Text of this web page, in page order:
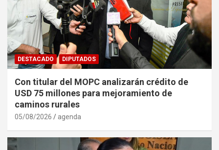
DESTACADO DIPUTADOS
Con titular del MOPC analizarán crédito de
USD 75 millones para mejoramiento de
caminos rurales
05/08/2026 agenda